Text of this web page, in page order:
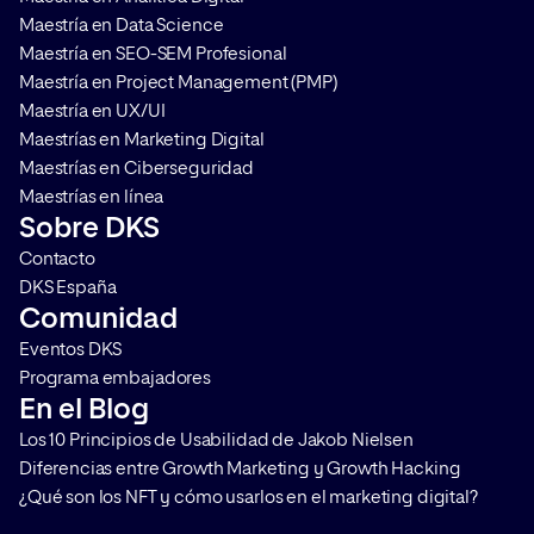
Maestría en Data Science
Maestría en SEO-SEM Profesional
Maestría en Project Management (PMP)
Maestría en UX/UI
Maestrías en Marketing Digital
Maestrías en Ciberseguridad
Maestrías en línea
Sobre DKS
Contacto
DKS España
Comunidad
Eventos DKS
Programa embajadores
En el Blog
Los 10 Principios de Usabilidad de Jakob Nielsen
Diferencias entre Growth Marketing y Growth Hacking
¿Qué son los NFT y cómo usarlos en el marketing digital?